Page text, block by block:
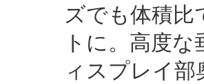
ズでも体積比
トに。高度
ィスプレイ部